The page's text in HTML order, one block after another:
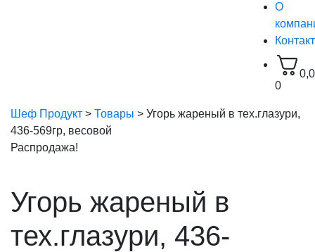
О
0
Шеф Продукт > Товары > Угорь жареный в тех.глазури,
436-569гр, весовой
Распродажа!
Угорь жареный в
тех.глазури, 436-